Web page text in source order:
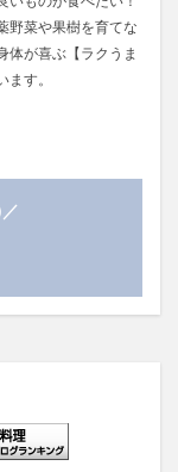
野菜や果樹を育てな
体が喜ぶ【ラクうま
す。